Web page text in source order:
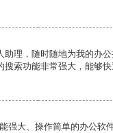
助理，随时随地为我的办
搜索功能非常强大，能够快
强大、操作简单的办公软